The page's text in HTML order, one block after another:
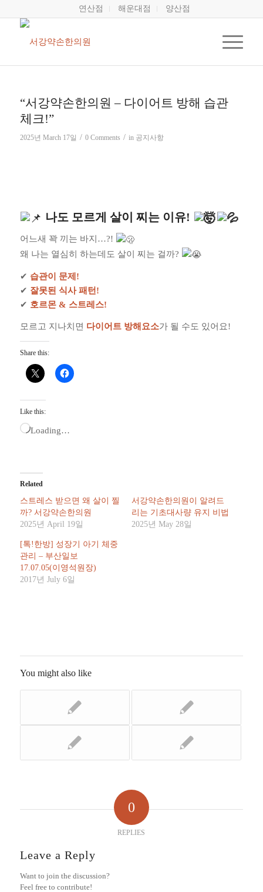
연산점 해운대점 양산점
“서강약손한의원 – 다이어트 방해 습관
체크!”
2025년 March 17일 / 0 Comments / in 공지사항
나도 모르게 살이 찌는 이유!
어느새 꽉 끼는 바지…?!
왜 나는 열심히 하는데도 살이 찌는 걸까?
✔ 습관이 문제!
✔ 잘못된 식사 패턴!
✔ 호르몬 & 스트레스!
모르고 지나치면 다이어트 방해요소가 될 수도 있어요!
Share this:
Like this:
Loading…
Related
스트레스 받으면 왜 살이 찔
까? 서강약손한의원
2025년 April 19일
서강약손한의원이 알려드
리는 기초대사량 유지 비법
2025년 May 28일
[톡!한방] 성장기 아기 체중
관리 – 부산일보
17.07.05(이영석원장)
2017년 July 6일
You might also like
0
REPLIES
Leave a Reply
Want to join the discussion?
Feel free to contribute!